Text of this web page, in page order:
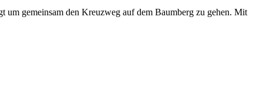
gemeinsam den Kreuzweg auf dem Baumberg zu gehen. Mit